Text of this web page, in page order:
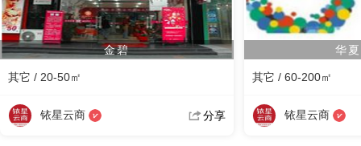
金碧
其它 / 20-50㎡
铱星云商 分享
华
其它 / 60-200㎡
铱星云商